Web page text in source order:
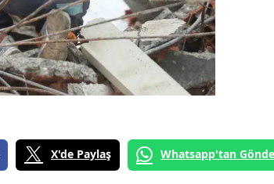
X'de Paylaş Whatsapp'tan